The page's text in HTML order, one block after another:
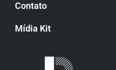
Contato
Mídia Kit